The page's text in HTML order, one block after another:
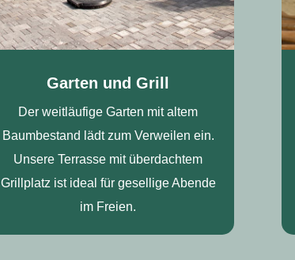
Garten und Grill
Der weitläufige Garten mit altem
Baumbestand lädt zum Verweilen ein.
Unsere Terrasse mit überdachtem
Grillplatz ist ideal für gesellige Abende
im Freien.